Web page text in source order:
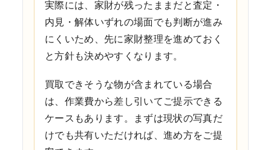
実際には、家財が残ったままだと査定・
内見・解体いずれの場面でも判断が進み
にくいため、先に家財整理を進めておく
と方針も決めやすくなります。
買取できそうな物が含まれている場合
は、作業費から差し引いてご提示できる
ケースもあります。まずは現状の写真だ
けでも共有いただければ、進め方をご提